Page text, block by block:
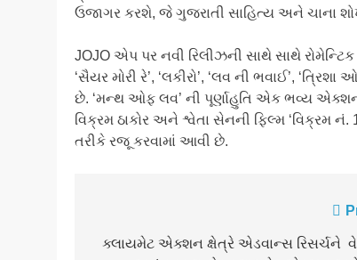
ઉજાગર કરશે, જે ગુજરાતી સાહિત્ય અને ચાના
JOJO એપ પર નવી રિલીઝની સાથે સાથે
‘સૈયર મોરી રે’, ‘લકીરો’, ‘લવ ની ભવાઈ’,
છે. ‘મન્થ ઓફ લવ’ ની પૂર્ણાહુતિ એક ભવ્ય
વિક્રમ ઠાકોર અને શ્વેતા સેનની ફિલ્મ ‘વિક્રમ
તરીકે રજૂ કરવામાં આવી છે.
navigation
ક્લાયમેટ એક્શન ક્ષેત્રે એડવાન્સ રિસર્ચને